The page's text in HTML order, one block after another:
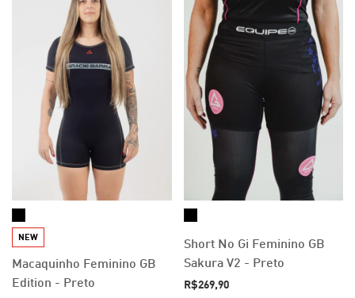
NEW
Macaquinho Feminino GB
Edition - Preto
Short No Gi Feminino GB
Sakura V2 - Preto
R$269,90